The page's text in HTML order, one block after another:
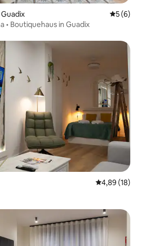
5 (6)
• Boutiquehaus in Guadix
4,89 (18)